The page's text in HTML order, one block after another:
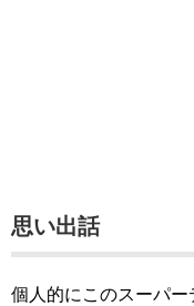
思い出話
個人的にこのスーパ